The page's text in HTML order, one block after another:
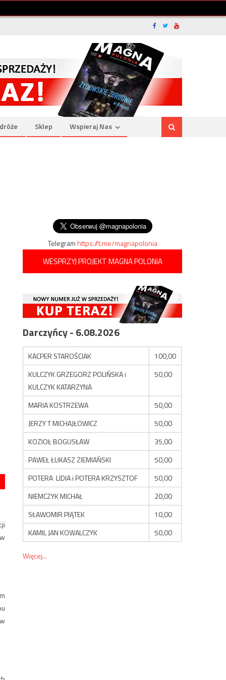
Sklep Wspieraj Nas
Telegramhttps://t.me/magnapolonia
WESPRZYJ PROJEKT MAGNA POLONIA
Darczyńcy - 6.08.2026
KACPER STAROŚCIAK
100,00
KULCZYK GRZEGORZ POLIŃSKA i
KULCZYK KATARZYNA
50,00
MARIA KOSTRZEWA
50,00
JERZY T MICHAJŁOWICZ
50,00
KOZIOŁ BOGUSŁAW
35,00
PAWEŁ ŁUKASZ ZIEMIAŃSKI
50,00
POTERA LIDIA i POTERA KRZYSZTOF
50,00
NIEMCZYK MICHAŁ
20,00
SŁAWOMIR PIĄTEK
10,00
KAMIL JAN KOWALCZYK
50,00
Więcej...